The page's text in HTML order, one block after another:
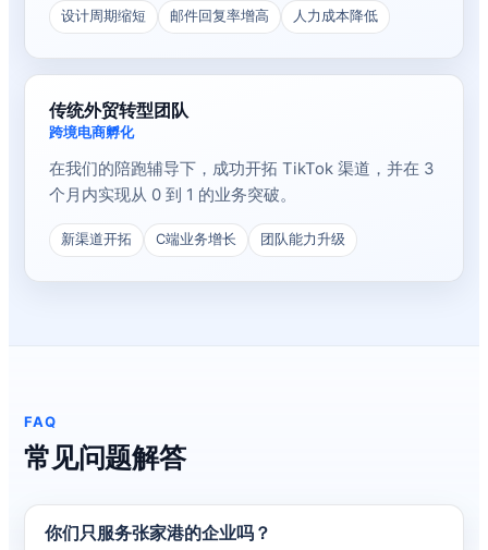
设计周期缩短 邮件回复率增高 人力成本降低
传统外贸转型团队
跨境电商孵化
在我们的陪跑辅导下，成功开拓 TikTok 渠道，并在 3
个月内实现从 0 到 1 的业务突破。
新渠道开拓 C端业务增长 团队能力升级
FAQ
常见问题解答
你们只服务张家港的企业吗？